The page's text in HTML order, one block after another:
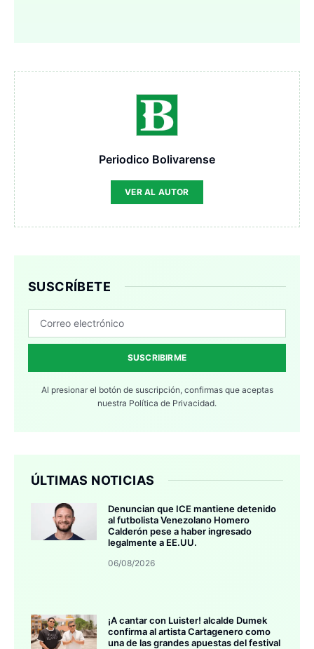
Periodico Bolivarense
VER AL AUTOR
SUSCRÍBETE
SUSCRIBIRME
Al presionar el botón de suscripción, confirmas que aceptas
nuestra Política de Privacidad.
ÚLTIMAS NOTICIAS
Denuncian que ICE mantiene detenido
al futbolista Venezolano Homero
Calderón pese a haber ingresado
legalmente a EE.UU.
06/08/2026
¡A cantar con Luister! alcalde Dumek
confirma al artista Cartagenero como
una de las grandes apuestas del festival